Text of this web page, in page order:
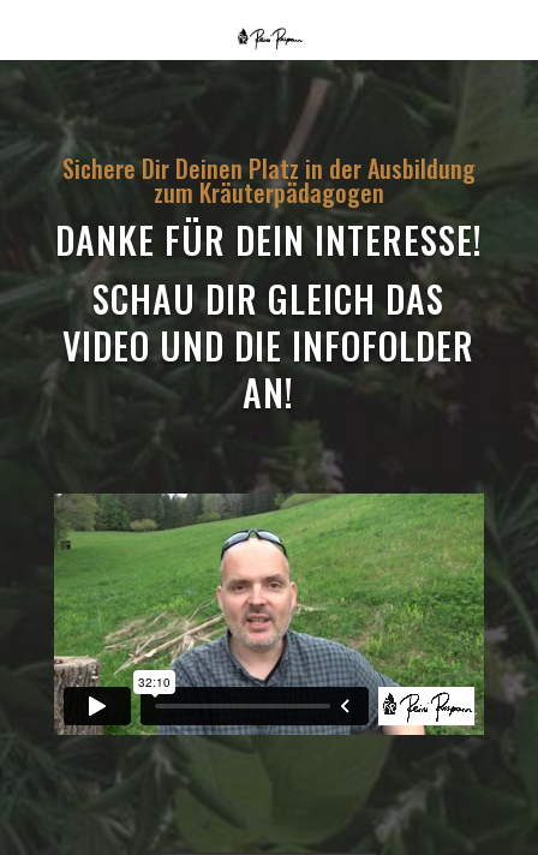
Sichere Dir Deinen Platz in der Ausbildung
zum Kräuterpädagogen
DANKE FÜR DEIN INTERESSE!
SCHAU DIR GLEICH DAS
VIDEO UND DIE INFOFOLDER
AN!